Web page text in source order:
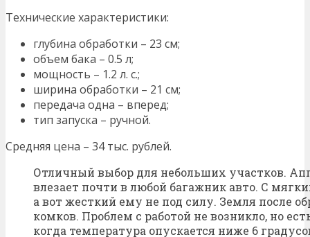
Технические характеристики:
глубина обработки – 23 см;
объем бака – 0.5 л;
мощность – 1.2 л. с.;
ширина обработки – 21 см;
передача одна – вперед;
тип запуска – ручной.
Средняя цена – 34 тыс. рублей.
Отличный выбор для небольших участков.
влезает почти в любой багажник авто. С
а вот жесткий ему не под силу. Земля после
комков. Проблем с работой не возникло, но
когда температура опускается ниже 6